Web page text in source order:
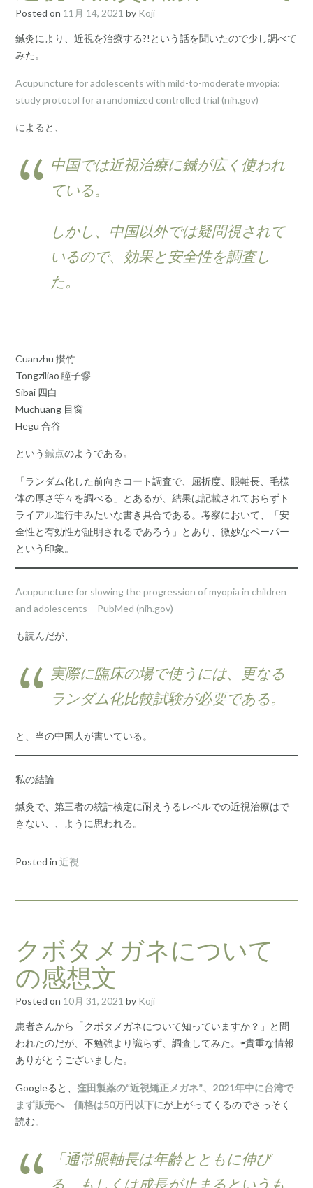
Posted on 11月 14, 2021 by Koji
鍼灸により、近視を治療する?!という話を聞いたので少し調べて
みた。
Acupuncture for adolescents with mild-to-moderate myopia:
study protocol for a randomized controlled trial (nih.gov)
によると、
中国では近視治療に鍼が広く使われ
ている。
しかし、中国以外では疑問視されて
いるので、効果と安全性を調査し
た。
Cuanzhu 攅竹
Tongziliao 瞳子髎
Sibai 四白
Muchuang 目窗
Hegu 合谷
という鍼点のようである。
「ランダム化した前向きコート調査で、屈折度、眼軸長、毛様
体の厚さ等々を調べる」とあるが、結果は記載されておらずト
ライアル進行中みたいな書き具合である。考察において、「安
全性と有効性が証明されるであろう」とあり、微妙なペーパー
という印象。
Acupuncture for slowing the progression of myopia in children
and adolescents – PubMed (nih.gov)
も読んだが、
実際に臨床の場で使うには、更なる
ランダム化比較試験が必要である。
と、当の中国人が書いている。
私の結論
鍼灸で、第三者の統計検定に耐えうるレベルでの近視治療はで
きない、、ように思われる。
Posted in 近視
クボタメガネについて
の感想文
Posted on 10月 31, 2021 by Koji
患者さんから「クボタメガネについて知っていますか？」と問
われたのだが、不勉強より識らず、調査してみた。⇦貴重な情報
ありがとうございました。
Googleると、 窪田製薬の“近視矯正メガネ”、2021年中に台湾で
まず販売へ 価格は50万円以下にが上がってくるのでさっそく
読む。
「通常眼軸長は年齢とともに伸び
る、もしくは成長が止まるというも